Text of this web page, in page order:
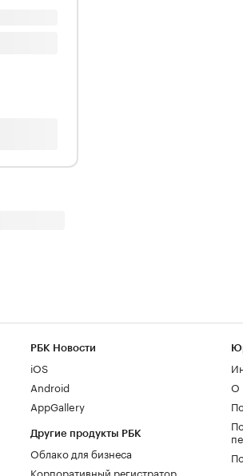
РБК Новости
iOS
Android
AppGallery
Другие продукты РБК
Облако для бизнеса
Корпоративный регистратор
О